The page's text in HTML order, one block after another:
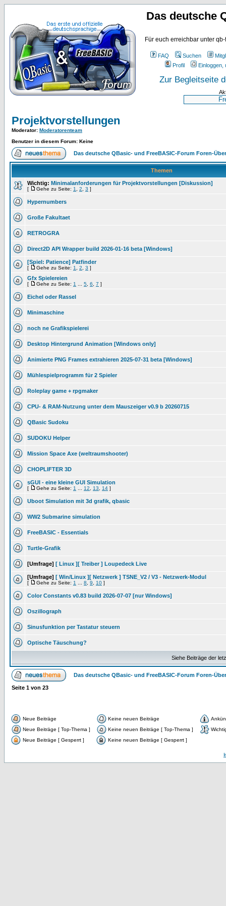
Das deutsche
Für euch erreichbar unter
FAQ Suchen
Profil
Einloggen,
Zur Begleitseite
Projektvorstellungen
Moderator: Moderatorenteam
Benutzer in diesem Forum: Keine
Das deutsche QBasic- und FreeBASIC-Forum Foren-
Themen
Wichtig: Minimalanforderungen für Projektvorstellungen [Diskussion]
[ Gehe zu Seite: 1 2 3 ]
Hypernumbers
Große Fakultaet
RETROGRA
Direct2D API Wrapper build 2026-01-16 beta [Windows]
[Spiel: Patience] Patfinder
[ Gehe zu Seite: 1 2 3 ]
Gfx Spielereien
[ Gehe zu Seite: 1 5 6 7 ]
Eichel oder Rassel
Minimaschine
noch ne Grafikspielerei
Desktop Hintergrund Animation [Windows only]
Animierte PNG Frames extrahieren 2025-07-31 beta [Windows]
Mühlespielprogramm für 2 Spieler
Roleplay game + rpgmaker
CPU- & RAM-Nutzung unter dem Mauszeiger v0.9 b 20260715
QBasic Sudoku
SUDOKU Helper
Mission Space Axe (weltraumshooter)
CHOPLIFTER 3D
sGUI - eine kleine GUI Simulation
[ Gehe zu Seite: 1 12 13 14 ]
Uboot Simulation mit 3d grafik, qbasic
WW2 Submarine simulation
FreeBASIC - Essentials
Turtle-Grafik
[Umfrage] [ Linux ][ Treiber ] Loupedeck Live
[Umfrage] [ Win/Linux ][ Netzwerk ] TSNE_V2 / V3 - Netzwerk-Modul
[ Gehe zu Seite: 1 8 9 10 ]
Color Constants v0.83 build 2026-07-07 [nur Windows]
Oszillograph
Sinusfunktion per Tastatur steuern
Optische Täuschung?
Siehe Beiträge der
Das deutsche QBasic- und FreeBASIC-Forum Foren-
Seite 1 von 23
Neue Beiträge Keine neuen Beiträge
Neue Beiträge [ Top-Thema ]
Keine neuen Beiträge [ Top-Thema ]
Neue Beiträge [ Gesperrt ]
Keine neuen Beiträge [ Gesperrt ]